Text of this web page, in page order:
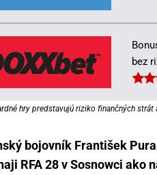
bez
hry predstavujú riziko finančných strát
bojovník František
RFA 28 v Sosnowci ako